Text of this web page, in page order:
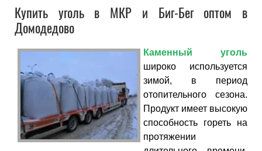
Купить уголь в МКР и Биг-Бег оптом в
Домодедово
Каменный уголь
широко используется
зимой, в период
отопительного сезона.
Продукт имеет высокую
способность гореть на
протяжении